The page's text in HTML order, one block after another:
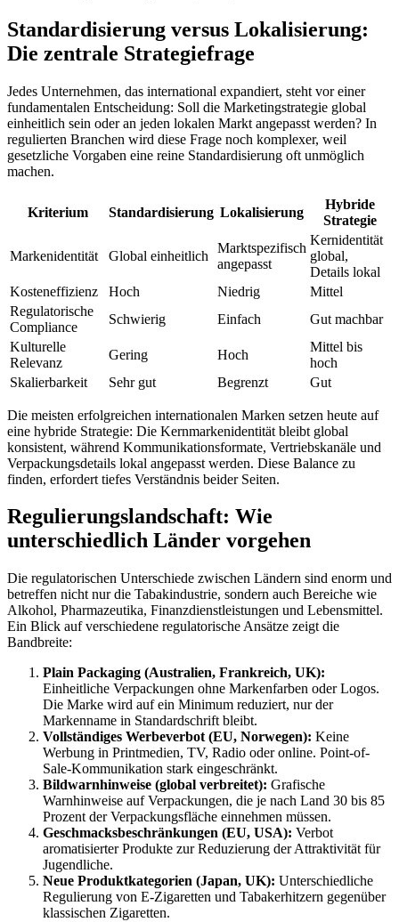
Standardisierung versus Lokalisierung:
Die zentrale Strategiefrage
Jedes Unternehmen, das international expandiert, steht vor einer
fundamentalen Entscheidung: Soll die Marketingstrategie global
einheitlich sein oder an jeden lokalen Markt angepasst werden? In
regulierten Branchen wird diese Frage noch komplexer, weil
gesetzliche Vorgaben eine reine Standardisierung oft unmöglich
machen.
Kriterium Standardisierung Lokalisierung
Hybride
Strategie
Markenidentität Global einheitlich
Marktspezifisch
angepasst
Kernidentität
global,
Details lokal
Kosteneffizienz
Hoch Niedrig
Mittel
Regulatorische
Compliance
Schwierig Einfach
Gut machbar
Kulturelle
Relevanz
Gering Hoch
Mittel bis
hoch
Skalierbarkeit
Sehr gut Begrenzt Gut
Die meisten erfolgreichen internationalen Marken setzen heute auf
eine hybride Strategie: Die Kernmarkenidentität bleibt global
konsistent, während Kommunikationsformate, Vertriebskanäle und
Verpackungsdetails lokal angepasst werden. Diese Balance zu
finden, erfordert tiefes Verständnis beider Seiten.
Regulierungslandschaft: Wie
unterschiedlich Länder vorgehen
Die regulatorischen Unterschiede zwischen Ländern sind enorm und
betreffen nicht nur die Tabakindustrie, sondern auch Bereiche wie
Alkohol, Pharmazeutika, Finanzdienstleistungen und Lebensmittel.
Ein Blick auf verschiedene regulatorische Ansätze zeigt die
Bandbreite:
Plain Packaging (Australien, Frankreich, UK):
Einheitliche Verpackungen ohne Markenfarben oder Logos.
Die Marke wird auf ein Minimum reduziert, nur der
Markenname in Standardschrift bleibt.
Vollständiges Werbeverbot (EU, Norwegen): Keine
Werbung in Printmedien, TV, Radio oder online. Point-of-
Sale-Kommunikation stark eingeschränkt.
Bildwarnhinweise (global verbreitet): Grafische
Warnhinweise auf Verpackungen, die je nach Land 30 bis 85
Prozent der Verpackungsfläche einnehmen müssen.
Geschmacksbeschränkungen (EU, USA): Verbot
aromatisierter Produkte zur Reduzierung der Attraktivität für
Jugendliche.
Neue Produktkategorien (Japan, UK): Unterschiedliche
Regulierung von E-Zigaretten und Tabakerhitzern gegenüber
klassischen Zigaretten.